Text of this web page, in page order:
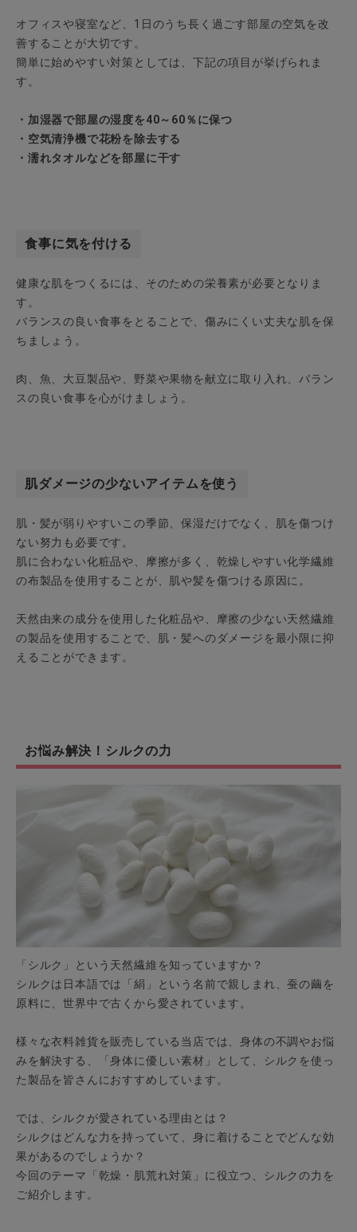
オフィスや寝室など、1日のうち長く過ごす部屋の空気を改
善することが大切です。
簡単に始めやすい対策としては、下記の項目が挙げられま
す。
・加湿器で部屋の湿度を40～60％に保つ
・空気清浄機で花粉を除去する
・濡れタオルなどを部屋に干す
食事に気を付ける
健康な肌をつくるには、そのための栄養素が必要となりま
す。
バランスの良い食事をとることで、傷みにくい丈夫な肌を保
ちましょう。
肉、魚、大豆製品や、野菜や果物を献立に取り入れ、バラン
スの良い食事を心がけましょう。
肌ダメージの少ないアイテムを使う
肌・髪が弱りやすいこの季節、保湿だけでなく、肌を傷つけ
ない努力も必要です。
肌に合わない化粧品や、摩擦が多く、乾燥しやすい化学繊維
の布製品を使用することが、肌や髪を傷つける原因に。
天然由来の成分を使用した化粧品や、摩擦の少ない天然繊維
の製品を使用することで、肌・髪へのダメージを最小限に抑
えることができます。
お悩み解決！シルクの力
「シルク」という天然繊維を知っていますか？
シルクは日本語では「絹」という名前で親しまれ、蚕の繭を
原料に、世界中で古くから愛されています。
様々な衣料雑貨を販売している当店では、身体の不調やお悩
みを解決する、「身体に優しい素材」として、シルクを使っ
た製品を皆さんにおすすめしています。
では、シルクが愛されている理由とは？
シルクはどんな力を持っていて、身に着けることでどんな効
果があるのでしょうか？
今回のテーマ「乾燥・肌荒れ対策」に役立つ、シルクの力を
ご紹介します。